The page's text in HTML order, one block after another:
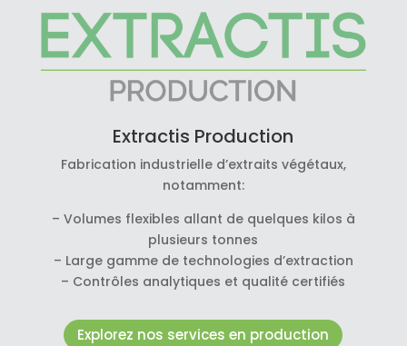
Extractis Production
Fabrication industrielle d’extraits végétaux,
notamment:
– Volumes flexibles allant de quelques kilos à
plusieurs tonnes
– Large gamme de technologies d’extraction
– Contrôles analytiques et qualité certifiés
Explorez nos services en production